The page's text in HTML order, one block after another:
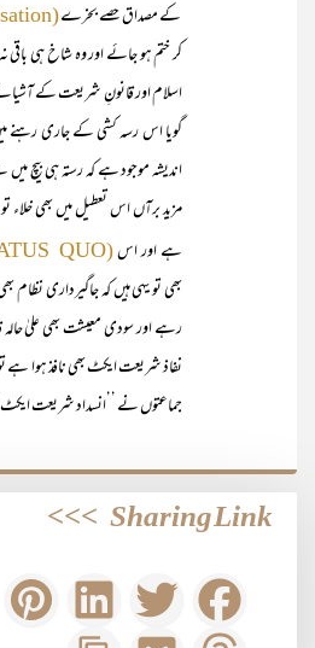
کے مصداق حصے بخرے(Balkanisation)
کر ختم ہو جائے اور وہ شاخ ہی
اسلام اور قانونِ شریعت کے
گویا اس رسہ کشی کے جاری رہنے
اندیشہ موجود ہے کہ رستہ ہی
مزید برآں اس تعطیل میں بھی خلاء
ہے اور اس(STATUS QUO)
بھی تو یہی ہیں کہ جاگیرداری نظام
رہے اور سودی معیشت بھی علیٰ حالہ
نفاذ شریعت ایکٹ بھی نافذ ہوا ہے تو
جماعتوں نے ’’انسداد شریعت
Sharing Link
>>>